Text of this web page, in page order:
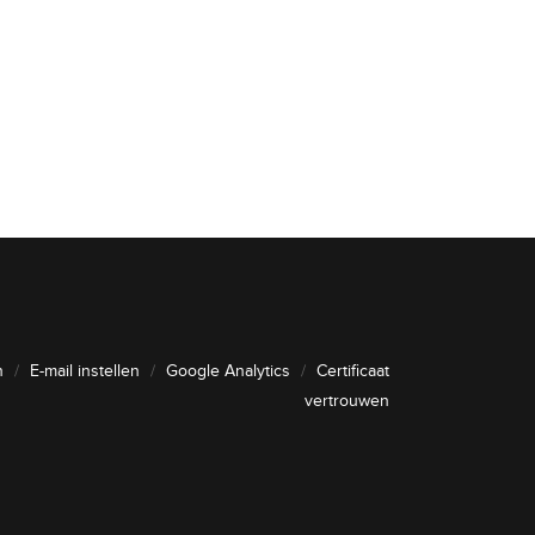
/ E-mail instellen / Google Analytics / Certificaat
vertrouwen